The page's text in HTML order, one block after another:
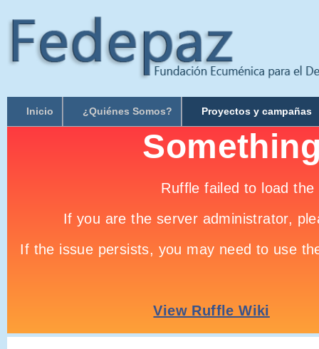
Inicio ¿Quiénes Somos? Proyectos y campañas